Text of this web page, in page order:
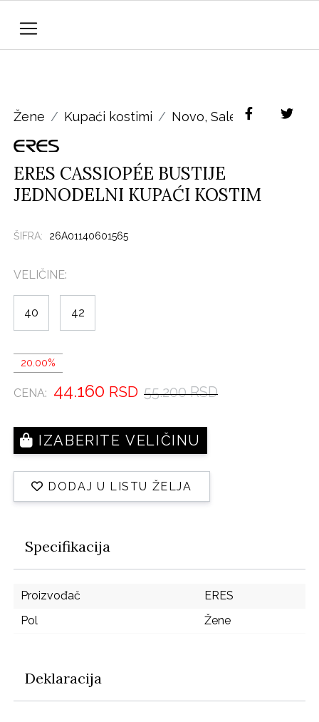
Žene Kupaći kostimi Novo, Sale
ERES CASSIOPÉE BUSTIJE
JEDNODELNI KUPAĆI KOSTIM
ŠIFRA: 26A01140601565
VELIČINE:
40 42
20.00%
CENA: 44.160 RSD 55.200 RSD
IZABERITE VELIČINU
DODAJ U LISTU ŽELJA
Specifikacija
Proizvođač
ERES
Pol
Žene
Deklaracija